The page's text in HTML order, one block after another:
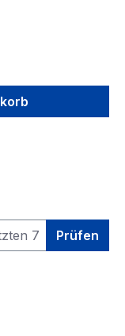
Wert
Prüfen